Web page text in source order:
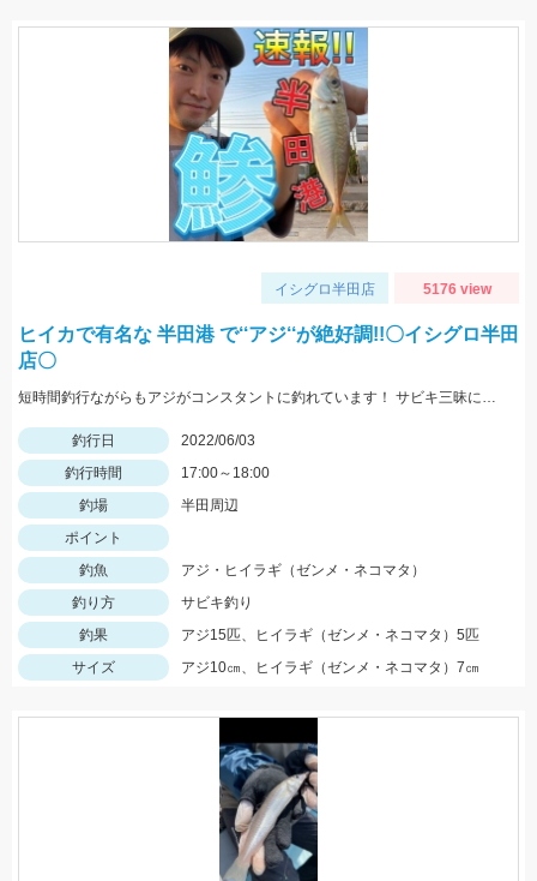
イシグロ半田店 5176 view
ヒイカで有名な 半田港 で‘‘アジ‘‘が絶好調!!〇イシグロ半田
店〇
短時間釣行ながらもアジがコンスタントに釣れています！ サビキ三昧にアジマッチを持って釣りに行こう!!
釣行日
2022/06/03
釣行時間
17:00～18:00
釣場
半田周辺
ポイント
釣魚
アジ・ヒイラギ（ゼンメ・ネコマタ）
釣り方
サビキ釣り
釣果
アジ15匹、ヒイラギ（ゼンメ・ネコマタ）5匹
サイズ
アジ10㎝、ヒイラギ（ゼンメ・ネコマタ）7㎝